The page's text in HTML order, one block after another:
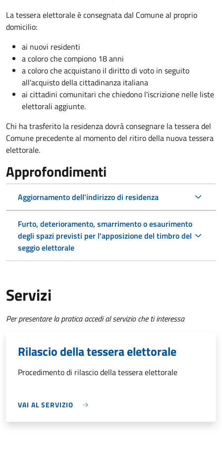
La tessera elettorale è consegnata dal Comune al proprio
domicilio:
ai nuovi residenti
a coloro che compiono 18 anni
a coloro che acquistano il diritto di voto in seguito
all'acquisto della cittadinanza italiana
ai cittadini comunitari che chiedono l'iscrizione nelle liste
elettorali aggiunte.
Chi ha trasferito la residenza dovrà consegnare la tessera del
Comune precedente al momento del ritiro della nuova tessera
elettorale.
Approfondimenti
Aggiornamento dell'indirizzo di residenza
Furto, deterioramento, smarrimento o esaurimento
degli spazi previsti per l'apposizione del timbro del
seggio elettorale
Servizi
Per presentare la pratica accedi al servizio che ti interessa
Rilascio della tessera elettorale
Procedimento di rilascio della tessera elettorale
VAI AL SERVIZIO